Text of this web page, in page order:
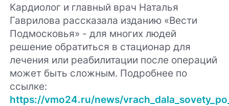
Кардиолог и главный врач Наталья
Гаврилова рассказала изданию «Вести
Подмосковья» - для многих людей
решение обратиться в стационар для
лечения или реабилитации после операций
может быть сложным. Подробнее по
ссылке:
https://vmo24.ru/news/